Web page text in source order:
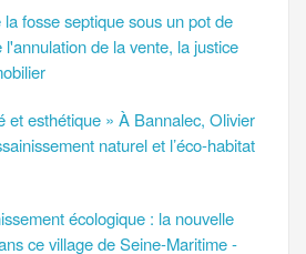
fosse septique sous un pot de
de la vente, la justice
et esthétique » À Bannalec, Olivier
naturel et l’éco-habitat
écologique : la nouvelle
ce village de Seine-Maritime -